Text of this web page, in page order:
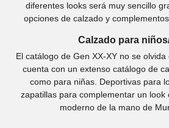
diferentes looks será muy sencillo
opciones de calzado y
Calzado para
El catálogo de Gen XX-XY no se
cuenta con un extenso catálogo de
como para niñas. Deportivas para
zapatillas para complementar un look
moderno de la mano de